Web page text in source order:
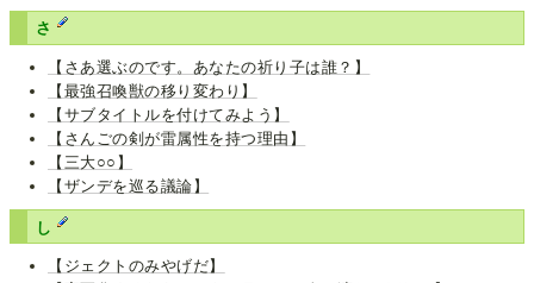
さ
【さあ選ぶのです。あなたの祈り子は誰？】
【最強召喚獣の移り変わり】
【サブタイトルを付けてみよう】
【さんごの剣が雷属性を持つ理由】
【三大○○】
【ザンデを巡る議論】
し
【ジェクトのみやげだ】